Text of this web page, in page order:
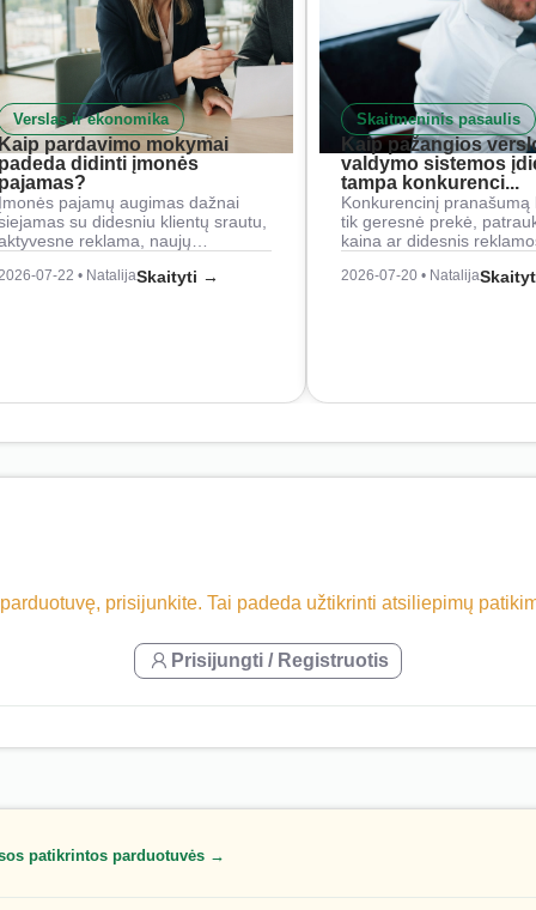
Verslas ir ekonomika
pardavimo mokymai
didinti įmonės
pajamų augimas dažnai
su didesniu klientų srautu,
reklama, naujų…
07-22 • NatalijaSkaityti →
Skaitmeninis pasaulis
Kaip pažangios
valdymo sistemos
tampa konkurenci...
Konkurencinį pranašumą
tik geresnė prekė,
kaina ar didesnis
2026-07-20 • Natalija
prisijunkite. Tai padeda užtikrinti atsiliepimų
Prisijungti / Registruotis
patikrintos parduotuvės →